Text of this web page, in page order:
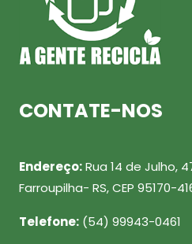
CONTATE-NOS
Endereço:Rua 14 de Julho,
Farroupilha- RS, CEP 95170-
Telefone: (54) 99943-0461